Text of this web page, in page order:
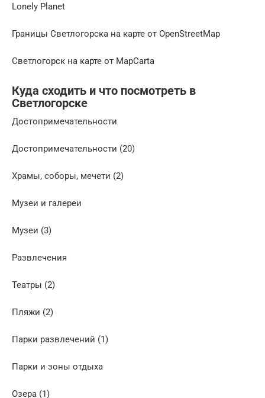
Lonely Planet
Границы Светлогорска на карте от OpenStreetMap
Светлогорск на карте от MapCarta
Куда сходить и что посмотреть в
Светлогорске
Достопримечательности
Достопримечательности (20)
Храмы, соборы, мечети (2)
Музеи и галереи
Музеи (3)
Развлечения
Театры (2)
Пляжи (2)
Парки развлечений (1)
Парки и зоны отдыха
Озера (1)